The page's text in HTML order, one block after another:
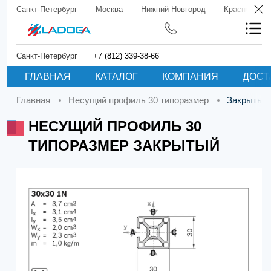
Санкт-Петербург Москва Нижний Новгород Краснодар
Санкт-Петербург +7 (812) 339-38-66
ГЛАВНАЯ КАТАЛОГ КОМПАНИЯ
Главная Несущий профиль 30 типоразмер
НЕСУЩИЙ ПРОФИЛЬ 30
ТИПОРАЗМЕР ЗАКРЫТЫЙ